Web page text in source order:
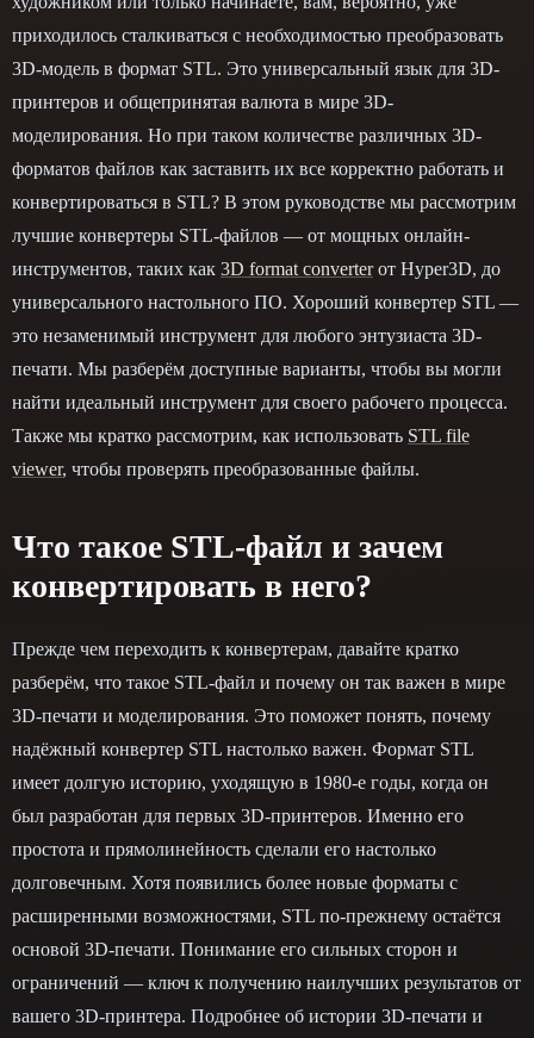
приходилось сталкиваться с необходимостью преобразовать
3D-модель в формат STL. Это универсальный язык для 3D-
принтеров и общепринятая валюта в мире 3D-
моделирования. Но при таком количестве различных 3D-
форматов файлов как заставить их все корректно работать и
конвертироваться в STL? В этом руководстве мы рассмотрим
лучшие конвертеры STL-файлов — от мощных онлайн-
инструментов, таких как 3D format converterот Hyper3D, до
универсального настольного ПО. Хороший конвертер STL —
это незаменимый инструмент для любого энтузиаста 3D-
печати. Мы разберём доступные варианты, чтобы вы могли
найти идеальный инструмент для своего рабочего процесса.
Также мы кратко рассмотрим, как использовать STL file
viewer, чтобы проверять преобразованные файлы.
Что такое STL-файл и зачем
конвертировать в него?
Прежде чем переходить к конвертерам, давайте кратко
разберём, что такое STL-файл и почему он так важен в мире
3D-печати и моделирования. Это поможет понять, почему
надёжный конвертер STL настолько важен. Формат STL
имеет долгую историю, уходящую в 1980-е годы, когда он
был разработан для первых 3D-принтеров. Именно его
простота и прямолинейность сделали его настолько
долговечным. Хотя появились более новые форматы с
расширенными возможностями, STL по-прежнему остаётся
основой 3D-печати. Понимание его сильных сторон и
ограничений — ключ к получению наилучших результатов от
вашего 3D-принтера. Подробнее об истории 3D-печати и